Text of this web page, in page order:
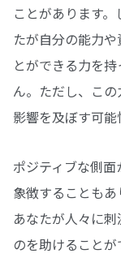
ことがあります
たが自分の能力
とができる力を
ん。ただし、こ
影響を及ぼす可能
ポジティブな側
象徴することもあ
あなたが人々に
のを助けること